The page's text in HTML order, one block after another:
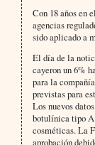
Con 18 años en
agencias
sido aplicado a
El día de la
cayeron un 6%
para la
previstas para
Los nuevos
botulínica tipo A
cosméticas. La
aprobación